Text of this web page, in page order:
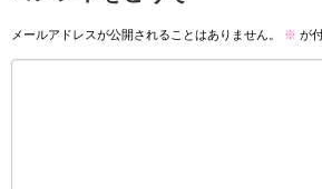
メールアドレスが公開されることはありません。 ※ が